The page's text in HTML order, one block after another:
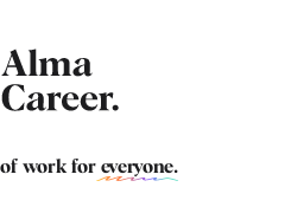
work for everyone.